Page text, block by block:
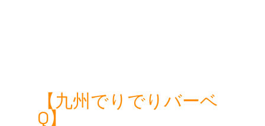
【九州でりでりバーベ
Q】